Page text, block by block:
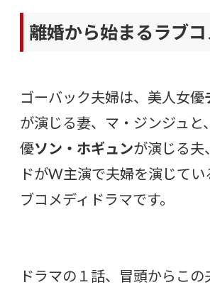
離婚から始まるラブコ
ゴーバック夫婦は、美人女優
が演じる妻、マ・ジンジュと
優ソン・ホギュンが演じる夫
ドがW主演で夫婦を演じて
ブコメディドラマです。
ドラマの１話、冒頭からこの